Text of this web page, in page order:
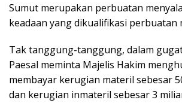
Sumut merupakan perbuatan
keadaan yang dikualifikasi perbuatan
Tak tanggung-tanggung, dalam
Paesal meminta Majelis Hakim
membayar kerugian materil sebesar
dan kerugian inmateril sebesar 3